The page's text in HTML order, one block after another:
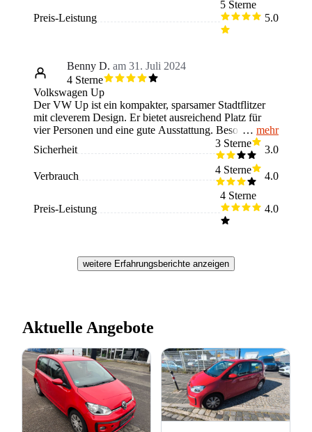
Preis-Leistung
5 Sterne
5.0
Benny D. am 31. Juli 2024
4 Sterne
Volkswagen Up
Der VW Up ist ein kompakter, sparsamer Stadtflitzer
mit cleverem Design. Er bietet ausreichend Platz für
vier Personen und eine gute Ausstattung. Besonders
überzeugend sind die Wendigkeit und der niedrige
Verbrauch. Er eignet sich perfekt für urbane Fahrten
mehr
Sicherheit
3 Sterne
3.0
Verbrauch
4 Sterne
4.0
Preis-Leistung
4 Sterne
4.0
weitere Erfahrungsberichte anzeigen
Aktuelle Angebote